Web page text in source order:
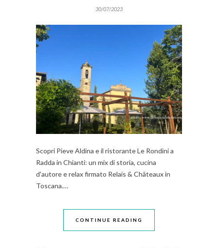
30/07/2023
Scopri Pieve Aldina e il ristorante Le Rondini a
Radda in Chianti: un mix di storia, cucina
d'autore e relax firmato Relais & Châteaux in
Toscana.…
CONTINUE READING